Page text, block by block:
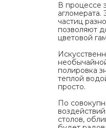
В процессе
частиц
позволяют
цветовой
полировка
теплой
просто.
По
столов,